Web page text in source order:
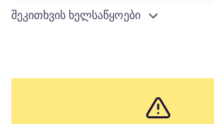
შეკითხვის ხელსაწყოები